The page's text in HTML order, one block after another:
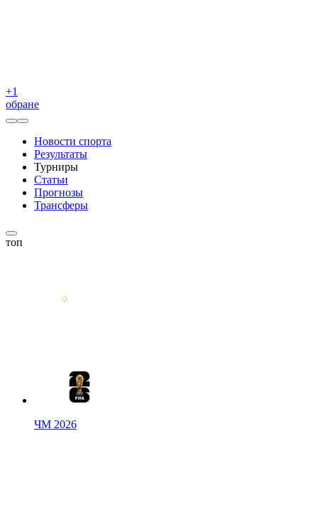
+1
обране
Новости спорта
Результаты
Турниры
Статьи
Прогнозы
Трансферы
топ
ЧМ 2026